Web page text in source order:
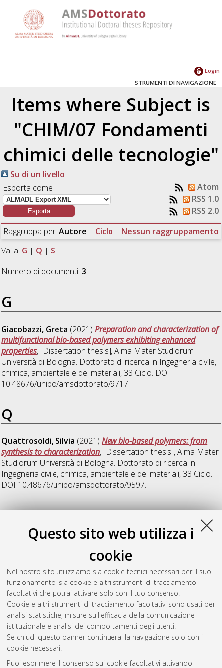
Questo sito web utilizza i
cookie
Nel nostro sito utilizziamo sia cookie tecnici necessari per il suo
funzionamento, sia cookie e altri strumenti di tracciamento
facoltativi che potrai attivare solo con il tuo consenso.
Cookie e altri strumenti di tracciamento facoltativi sono usati per
analisi statistiche, misure sull'efficacia della comunicazione
istituzionale e analisi dei comportamenti degli utenti.
Se chiudi questo banner continuerai la navigazione solo con i
cookie necessari.
Puoi esprimere il consenso sui cookie facoltativi attivando
Login
STRUMENTI DI NAVIGAZIONE
Items where Subject is
"CHIM/07 Fondamenti
chimici delle tecnologie"
Su di un livello
Esporta come
Atom
RSS 1.0
RSS 2.0
Raggruppa per: Autore | Ciclo | Nessun raggruppamento
Vai a: G | Q | S
Numero di documenti:3.
G
Giacobazzi, Greta (2021)Preparation and characterization of
multifunctional bio-based polymers exhibiting enhanced
properties, [Dissertation thesis], Alma Mater Studiorum
Università di Bologna. Dottorato di ricerca in Ingegneria civile,
chimica, ambientale e dei materiali, 33 Ciclo. DOI
10.48676/unibo/amsdottorato/9717.
Q
Quattrosoldi, Silvia (2021)New bio-based polymers: from
synthesis to characterization, [Dissertation thesis], Alma Mater
Studiorum Università di Bologna. Dottorato di ricerca in
Ingegneria civile, chimica, ambientale e dei materiali, 33 Ciclo.
DOI 10.48676/unibo/amsdottorato/9597.
S
Simonini, Emanuele (2021)Bio-plastics and technologies for
eco-sustainable packaging, [Dissertation thesis], Alma Mater
Studiorum Università di Bologna. Dottorato di ricerca in
Ingegneria civile, chimica, ambientale e dei materiali , 33 Ciclo.
DOI 10.48676/unibo/amsdottorato/9698.
Questa lista e' stata generata ilSat Aug 8 20:31:44 2026
Atom